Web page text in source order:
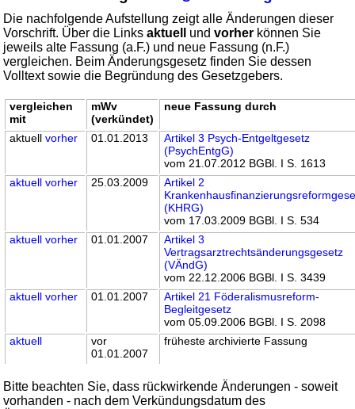
Die nachfolgende Aufstellung zeigt alle Änderungen dieser
Vorschrift. Über die Linksaktuell undvorher können Sie
jeweils alte Fassung (a.F.) und neue Fassung (n.F.)
vergleichen. Beim Änderungsgesetz finden Sie dessen
Volltext sowie die Begründung des Gesetzgebers.
vergleichen
mit
mWv
(verkündet)
neue Fassung durch
aktuellvorher 01.01.2013
Artikel 3 Psych-Entgeltgesetz
(PsychEntgG)
vom 21.07.2012 BGBl. I S. 1613
aktuell vorher 25.03.2009
Artikel 2
(KHRG)
vom 17.03.2009 BGBl. I S. 534
aktuell vorher 01.01.2007
Artikel 3
Vertragsarztrechtsänderungsgesetz
(VÄndG)
vom 22.12.2006 BGBl. I S. 3439
aktuell vorher 01.01.2007
Artikel 21 Föderalismusreform-
Begleitgesetz
vom 05.09.2006 BGBl. I S. 2098
aktuell
vor
01.01.2007
früheste archivierte Fassung
Bitte beachten Sie, dass rückwirkende Änderungen - soweit
vorhanden - nach dem Verkündungsdatum des